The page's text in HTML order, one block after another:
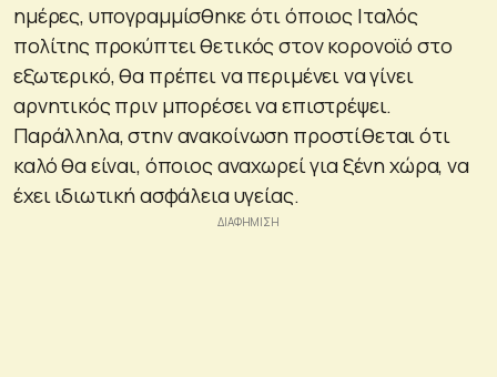
ημέρες, υπογραμμίσθηκε ότι όποιος Ιταλός
πολίτης προκύπτει θετικός στον κορονοϊό στο
εξωτερικό, θα πρέπει να περιμένει να γίνει
αρνητικός πριν μπορέσει να επιστρέψει.
Παράλληλα, στην ανακοίνωση προστίθεται ότι
καλό θα είναι, όποιος αναχωρεί για ξένη χώρα, να
έχει ιδιωτική ασφάλεια υγείας.